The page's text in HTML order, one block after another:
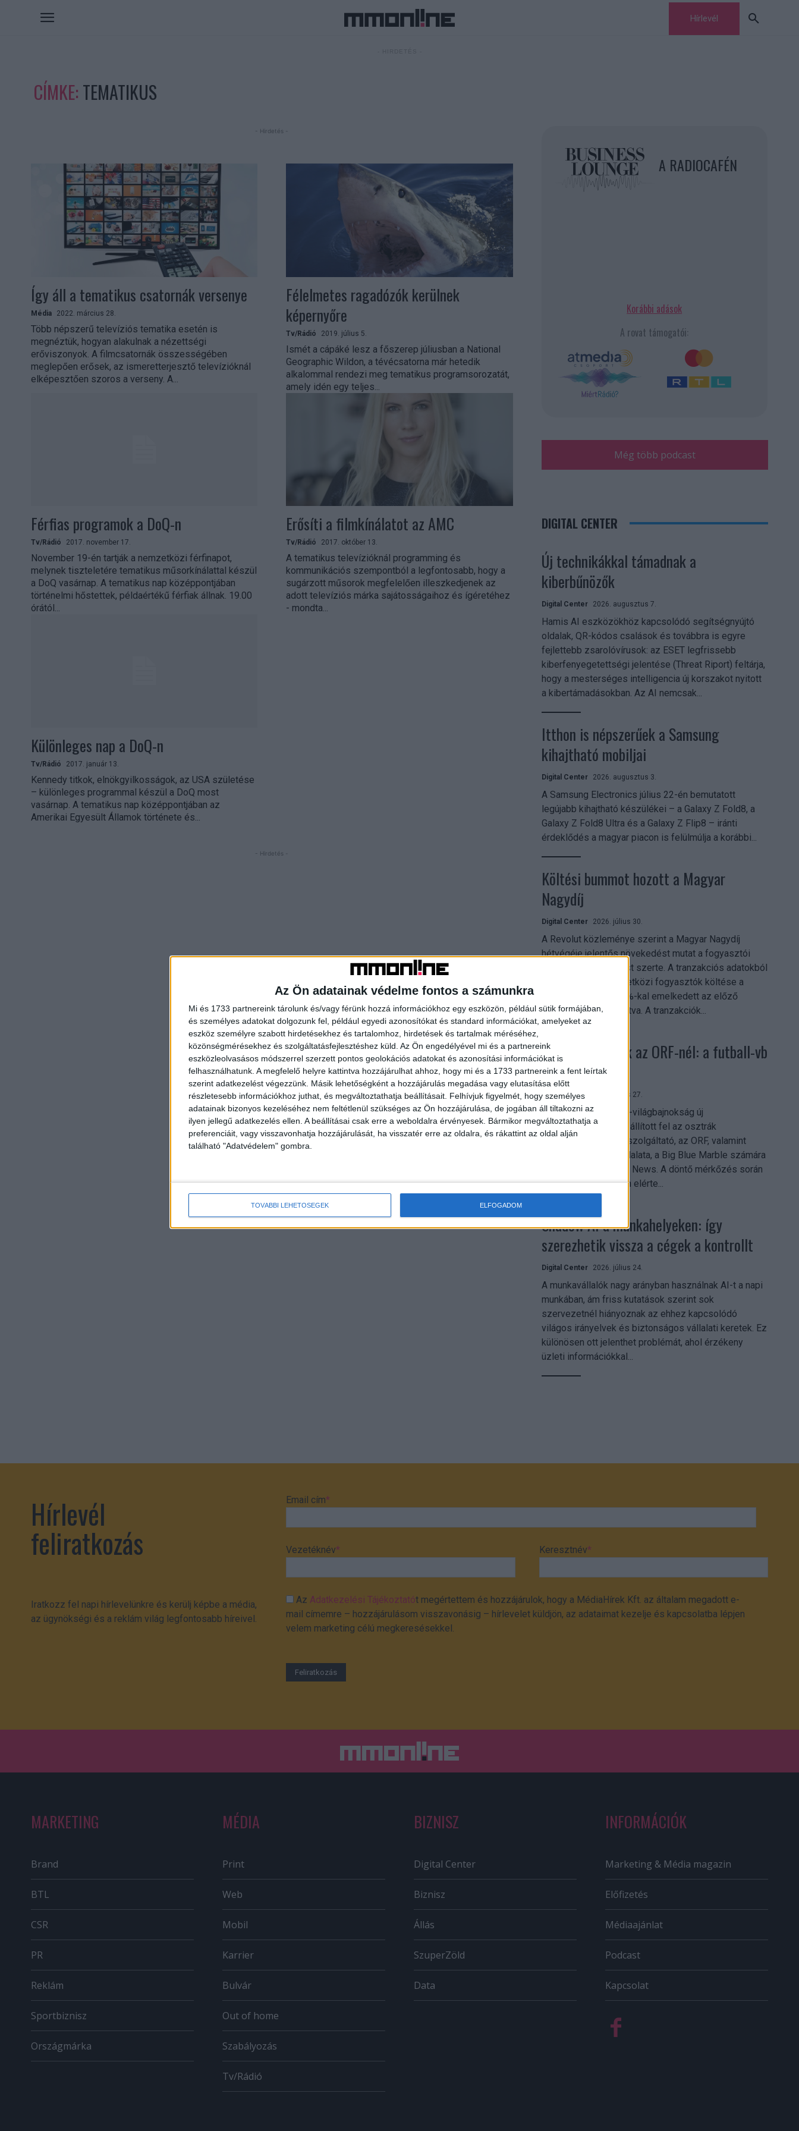
Az Ön adatainak védelme fontos a számunkra
Mi és 1733 partnereink tárolunk és/vagy férünk hozzá információkhoz egy eszközön, például sütik formájában,
és személyes adatokat dolgozunk fel, például egyedi azonosítókat és standard információkat, amelyeket az
eszköz személyre szabott hirdetésekhez és tartalomhoz, hirdetések és tartalmak méréséhez,
közönségmérésekhez és szolgáltatásfejlesztéshez küld. Az Ön engedélyével mi és a partnereink
eszközleolvasásos módszerrel szerzett pontos geolokációs adatokat és azonosítási információkat is
felhasználhatunk. A megfelelő helyre kattintva hozzájárulhat ahhoz, hogy mi és a 1733 partnereink a fent leírtak
szerint adatkezelést végezzünk. Másik lehetőségként a hozzájárulás megadása vagy elutasítása előtt
részletesebb információkhoz juthat, és megváltoztathatja beállításait. Felhívjuk figyelmét, hogy személyes
adatainak bizonyos kezeléséhez nem feltétlenül szükséges az Ön hozzájárulása, de jogában áll tiltakozni az
ilyen jellegű adatkezelés ellen. A beállításai csak erre a weboldalra érvényesek. Bármikor megváltoztathatja a
preferenciáit, vagy visszavonhatja hozzájárulását, ha visszatér erre az oldalra, és rákattint az oldal alján
található "Adatvédelem" gombra.
TOVÁBBI LEHETŐSÉGEK ELFOGADOM
Hírlevél
CÍMKE: TEMATIKUS
- Hirdetés -
Így áll a tematikus csatornák versenye
Média 2022. március 28.
Több népszerű televíziós tematika esetén is
megnéztük, hogyan alakulnak a nézettségi
erőviszonyok. A filmcsatornák összességében
meglepően erősek, az ismeretterjesztő televízióknál
elképesztően szoros a verseny. A...
Félelmetes ragadózók kerülnek
képernyőre
Tv/Rádió 2019. július 5.
Ismét a cápáké lesz a főszerep júliusban a National
Geographic Wildon, a tévécsatorna már hetedik
alkalommal rendezi meg tematikus programsorozatát,
amely idén egy teljes...
Férfias programok a DoQ-n
Tv/Rádió 2017. november 17.
November 19-én tartják a nemzetközi férfinapot,
melynek tiszteletére tematikus műsorkínálattal készül
a DoQ vasárnap. A tematikus nap középpontjában
történelmi hőstettek, példaértékű férfiak állnak. 19.00
órától...
Erősíti a filmkínálatot az AMC
Tv/Rádió 2017. október 13.
A tematikus televízióknál programming és
kommunikációs szempontból a legfontosabb, hogy a
sugárzott műsorok megfelelően illeszkedjenek az
adott televíziós márka sajátosságaihoz és ígéretéhez
- mondta...
Különleges nap a DoQ-n
Tv/Rádió 2017. január 13.
Kennedy titkok, elnökgyilkosságok, az USA születése
– különleges programmal készül a DoQ most
vasárnap. A tematikus nap középpontjában az
Amerikai Egyesült Államok története és...
- Hirdetés -
A RADIOCAFÉN
Korábbi adások
A rovat támogatói:
Még több podcast
DIGITAL CENTER
Új technikákkal támadnak a
kiberbűnözők
Digital Center 2026. augusztus 7.
Hamis AI eszközökhöz kapcsolódó segítségnyújtó
oldalak, QR-kódos csalások és továbbra is egyre
fejlettebb zsarolóvírusok: az ESET legfrissebb
kiberfenyegetettségi jelentése (Threat Riport) feltárja,
hogy a mesterséges intelligencia új korszakot nyitott
a kibertámadásokban. Az AI nemcsak...
Itthon is népszerűek a Samsung
kihajtható mobiljai
Digital Center 2026. augusztus 3.
A Samsung Electronics július 22-én bemutatott
legújabb kihajtható készülékei – a Galaxy Z Fold8, a
Galaxy Z Fold8 Ultra és a Galaxy Z Flip8 – iránti
érdeklődés a magyar piacon is felülmúlja a korábbi...
Költési bummot hozott a Magyar
Nagydíj
Digital Center 2026. július 30.
A Revolut közleménye szerint a Magyar Nagydíj
hétvégéje jelentős növekedést mutat a fogyasztói
aktivitásban Budapest szerte. A tranzakciós adatokból
kiderül, hogy a nemzetközi fogyasztók költése a
versenyhétvégén 26%-kal emelkedett az előző
hétvégéhez viszonyítva. A tranzakciók...
Rekordok dőltek az ORF-nél: a futball-vb
mindent vitt
Digital Center 2026. július 27.
A 2026-os labdarúgó-világbajnokság új
streamingrekordokat állított fel az osztrák
közszolgálati műsorszolgáltató, az ORF, valamint
technológiai leányvállalata, a Big Blue Marble számára
– írja a Broadband TV News. A döntő mérkőzés során
az átlagos nézőszám elérte...
Shadow AI a munkahelyeken: így
szerezhetik vissza a cégek a kontrollt
Digital Center 2026. július 24.
A munkavállalók nagy arányban használnak AI-t a napi
munkában, ám friss kutatások szerint sok
szervezetnél hiányoznak az ehhez kapcsolódó
világos irányelvek és biztonságos vállalati keretek. Ez
különösen ott jelenthet problémát, ahol érzékeny
üzleti információkkal...
Hírlevél
feliratkozás
Iratkozz fel napi hírlevelünkre és kerülj képbe a média,
az ügynökségi és a reklám világ legfontosabb híreivel.
Email cím*
Vezetéknév* Keresztnév*
AzAdatkezelési Tájékoztatót megértettem és hozzájárulok, hogy a MédiaHírek Kft. az általam megadott e-
mail címemre – hozzájárulásom visszavonásig – hírlevelet küldjön, az adataimat kezelje és kapcsolatba lépjen
velem marketing célú megkeresésekkel.
MARKETING
Brand
BTL
CSR
PR
Reklám
Sportbiznisz
Országmárka
MÉDIA
Print
Web
Mobil
Karrier
Bulvár
Out of home
Szabályozás
Tv/Rádió
BIZNISZ
Digital Center
Biznisz
Állás
SzuperZöld
Data
INFORMÁCIÓK
Marketing & Média magazin
Előfizetés
Médiaajánlat
Podcast
Kapcsolat